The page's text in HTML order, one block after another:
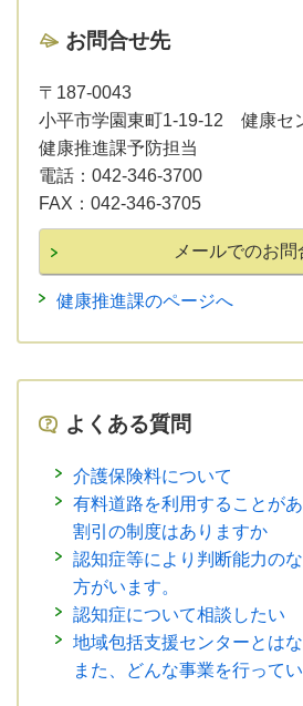
お問合せ先
〒187-0043
小平市学園東町1-19-12 健康セ
健康推進課予防担当
電話： 042-346-3700
FAX： 042-346-3705
健康推進課のページへ
よくある質問
介護保険料について
有料道路を利用することがあ
割引の制度はありますか
認知症等により判断能力の
方がいます。
認知症について相談したい
地域包括支援センターとはな
また、どんな事業を行って